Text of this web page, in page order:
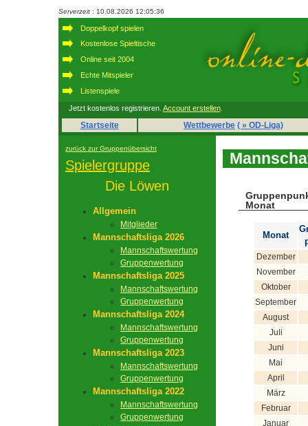
Serverzeit : 10.08.2026 12:05:36
Doppelkopf spielen
Kostenlose Spieltische
Online seit 2004
Echte Mitspieler
Listenspiele
Jetzt kostenlos registrieren. Account erstellen.
Startseite Wettbewerbe ( » OD-Liga)
zurück zur Gruppenübersicht
Spielergruppe
Die Löwen
Allgemein
Mitglieder
Mannschaftsliga 2026
Mannschaftswertung
Gruppenwertung
Mannschaftsliga 2025
Mannschaftswertung
Gruppenwertung
Mannschaftsliga 2024
Mannschaftswertung
Gruppenwertung
Mannschaftsliga 2023
Mannschaftswertung
Gruppenwertung
Mannschaftsliga 2022
Mannschaftswertung
Gruppenwertung
Monat
Monat
Dezember
November
Oktober
September
August
Juli
Juni
Mai
April
März
Februar
Januar